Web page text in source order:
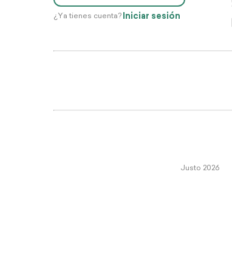
¿Ya tienes cuenta? Iniciar sesión
Justo 2026